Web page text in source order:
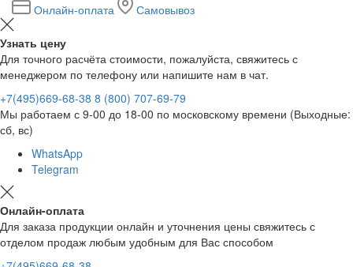
Онлайн-оплата
Самовывоз
Узнать цену
Для точного расчёта стоимости, пожалуйста, свяжитесь с
менеджером по телефону или напишите нам в чат.
+7(495)669-68-38 8 (800) 707-69-79
Мы работаем с 9-00 до 18-00 по московскому времени (Выходные:
сб, вс)
WhatsApp
Telegram
Онлайн-оплата
Для заказа продукции онлайн и уточнения цены свяжитесь с
отделом продаж любым удобным для Вас способом